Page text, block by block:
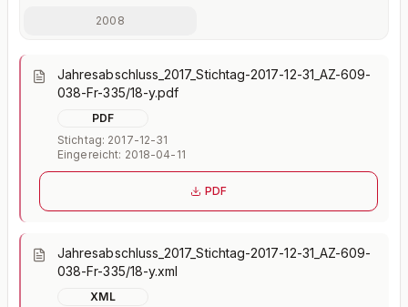
2008
Jahresabschluss_2017_Stichtag-2017-12-31_AZ-609-
038-Fr-335/18-y.pdf
PDF
Stichtag: 2017-12-31
Eingereicht: 2018-04-11
PDF
Jahresabschluss_2017_Stichtag-2017-12-31_AZ-609-
038-Fr-335/18-y.xml
XML